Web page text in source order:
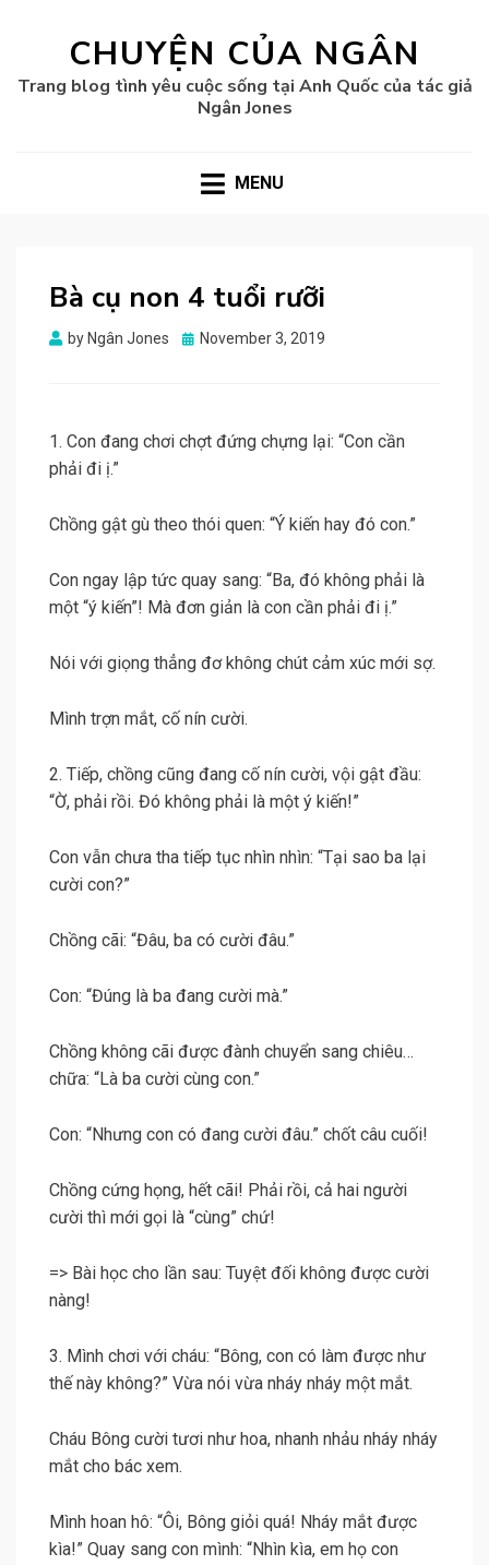
CHUYỆN CỦA NGÂN
Trang blog tình yêu cuộc sống tại Anh Quốc của tác giả
Ngân Jones
MENU
Bà cụ non 4 tuổi rưỡi
by Ngân Jones
Posted
November 3, 2019
1. Con đang chơi chợt đứng chựng lại: “Con cần
phải đi ị.”
Chồng gật gù theo thói quen: “Ý kiến hay đó con.”
Con ngay lập tức quay sang: “Ba, đó không phải là
một “ý kiến”! Mà đơn giản là con cần phải đi ị.”
Nói với giọng thẳng đơ không chút cảm xúc mới sợ.
Mình trợn mắt, cố nín cười.
2. Tiếp, chồng cũng đang cố nín cười, vội gật đầu:
“Ờ, phải rồi. Đó không phải là một ý kiến!”
Con vẫn chưa tha tiếp tục nhìn nhìn: “Tại sao ba lại
cười con?”
Chồng cãi: “Đâu, ba có cười đâu.”
Con: “Đúng là ba đang cười mà.”
Chồng không cãi được đành chuyển sang chiêu…
chữa: “Là ba cười cùng con.”
Con: “Nhưng con có đang cười đâu.” chốt câu cuối!
Chồng cứng họng, hết cãi! Phải rồi, cả hai người
cười thì mới gọi là “cùng” chứ!
=> Bài học cho lần sau: Tuyệt đối không được cười
nàng!
3. Mình chơi với cháu: “Bông, con có làm được như
thế này không?” Vừa nói vừa nháy nháy một mắt.
Cháu Bông cười tươi như hoa, nhanh nhảu nháy nháy
mắt cho bác xem.
Mình hoan hô: “Ôi, Bông giỏi quá! Nháy mắt được
kìa!” Quay sang con mình: “Nhìn kìa, em họ con